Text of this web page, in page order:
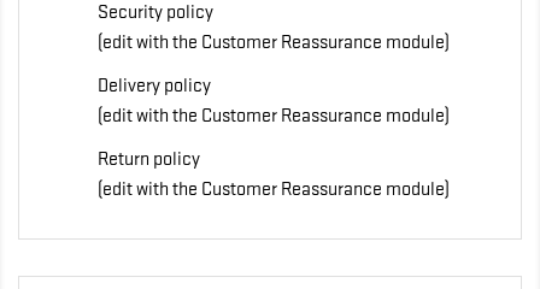
Security policy
(edit with the Customer Reassurance module)
Delivery policy
(edit with the Customer Reassurance module)
Return policy
(edit with the Customer Reassurance module)